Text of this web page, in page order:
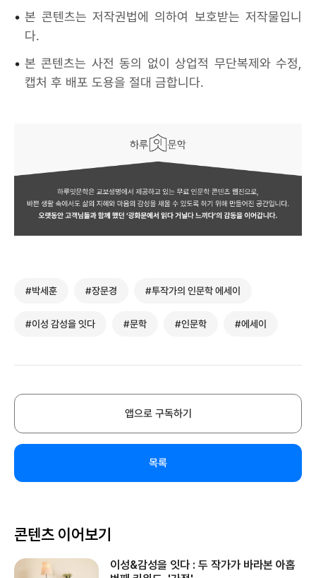
• 본 콘텐츠는 저작권법에 의하여 보호받는 저작물입니
다.
• 본 콘텐츠는 사전 동의 없이 상업적 무단복제와 수정,
캡처 후 배포 도용을 절대 금합니다.
#박세훈 #장문경 #투작가의 인문학 에세이
#이성 감성을 잇다 #문학 #인문학 #에세이
앱으로 구독하기
목록
콘텐츠 이어보기
이성&감성을 잇다 : 두 작가가 바라본 아홉